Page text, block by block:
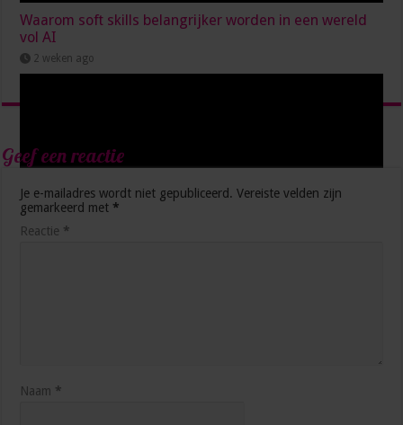
Waarom soft skills belangrijker worden in een wereld
vol AI
2 weken ago
Geef een reactie
Je e-mailadres wordt niet gepubliceerd. Vereiste velden zijn
gemarkeerd met *
Reactie *
Naam *